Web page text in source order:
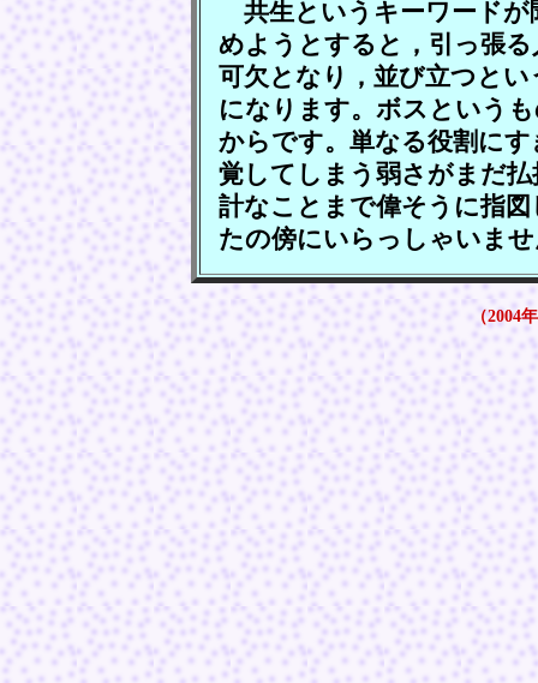
共生というキーワードが
めようとすると，引っ張
可欠となり，並び立つと
になります。ボスという
からです。単なる役割に
覚してしまう弱さがまだ
計なことまで偉そうに指
たの傍にいらっしゃいま
（2004